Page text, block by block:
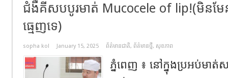
ជំងឺគីសបបូរមាត់ Mucocele of lip!(មិនមែ
ធ្មេញទេ)
sopha kol January 15, 2025 ព័ត៌មានជាតិ, ព័ត៌មានថ្មី, សុខភាព
ភ្នំពេញ ៖ នៅក្នុងប្រអប់មា